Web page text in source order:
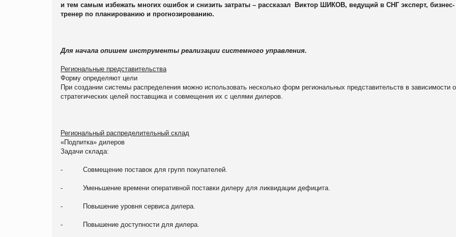
и тем самым избежать многих ошибок и снизить затраты – рассказал Виктор ШИКОВ, ведущий в СНГ эксперт, бизнес-
тренер по планированию и прогнозированию.
Для начала опишем инструменты реализации системного управления.
Региональные представительства
Форму определяют цели
При создании системы распределения можно использовать несколько форм региональных представительств в зависимости
стратегических целей поставщика и совмещения их с целями дилеров.
Региональный распределительный склад
«Подпитка» дилеров
Задачи склада:
- Совмещение поставок для групп покупателей.
- Уменьшение времени оперативной поставки дилеру для ликвидации дефицита.
- Повышение уровня сервиса дилера.
- Повышение доступности для дилера.